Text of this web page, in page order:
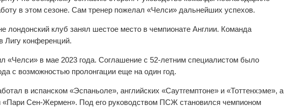
в этом сезоне. Сам тренер пожелал «Челси» дальнейших успехов.
лондонский клуб занял шестое место в чемпионате Англии. Команда
Лигу конференций.
«Челси» в мае 2023 года. Соглашение с 52-летним специалистом было
с возможностью пролонгации еще на один год.
в испанском «Эспаньоле», английских «Саутгемптоне» и «Тоттенхэме», а
«Пари Сен-Жермен». Под его руководством ПСЖ становился чемпионом